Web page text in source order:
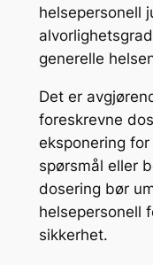
helsepersonell
generelle
Det er
foreskrevne
eksponering
spørsmål eller
dosering bør
helsepersonell
sikkerhet.